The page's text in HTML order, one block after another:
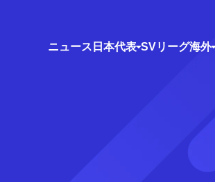
ニュース 日本代表 SVリーグ海外